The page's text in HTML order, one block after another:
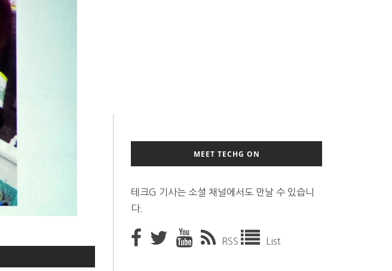
MEET TECHG ON
테크G 기사는 소셜 채널에서도 만날 수 있습니
다.
RSS List